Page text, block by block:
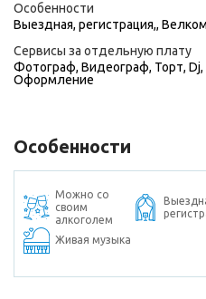
Особенности
Выездная, регистрация,,
Сервисы за отдельную плату
Фотограф, Видеограф, Торт, Dj,
Оформление
Особенности
Можно со
своим
алкоголем
Живая музыка